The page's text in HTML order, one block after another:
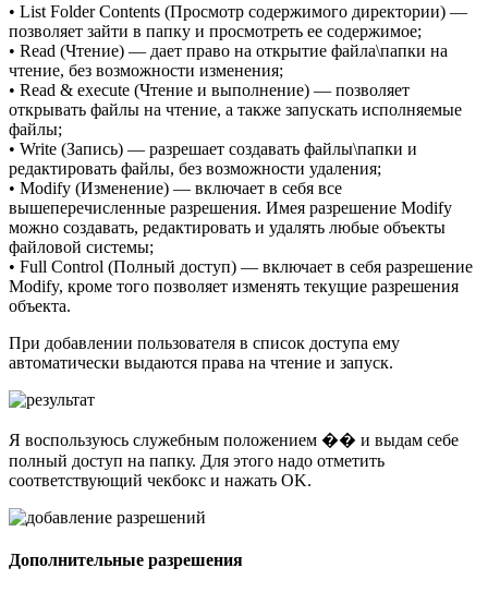
• List Folder Contents (Просмотр содержимого директории) —
позволяет зайти в папку и просмотреть ее содержимое;
• Read (Чтение) — дает право на открытие файла\папки на
чтение, без возможности изменения;
• Read & execute (Чтение и выполнение) — позволяет
открывать файлы на чтение, а также запускать исполняемые
файлы;
• Write (Запись) — разрешает создавать файлы\папки и
редактировать файлы, без возможности удаления;
• Modify (Изменение) — включает в себя все
вышеперечисленные разрешения. Имея разрешение Modify
можно создавать, редактировать и удалять любые объекты
файловой системы;
• Full Control (Полный доступ) — включает в себя разрешение
Modify, кроме того позволяет изменять текущие разрешения
объекта.
При добавлении пользователя в список доступа ему
автоматически выдаются права на чтение и запуск.
Я воспользуюсь служебным положением �� и выдам себе
полный доступ на папку. Для этого надо отметить
соответствующий чекбокс и нажать OK.
Дополнительные разрешения